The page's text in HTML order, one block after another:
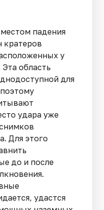
падения
кратеров
у
область
для
удара уже
Для этого
до и после
удастся